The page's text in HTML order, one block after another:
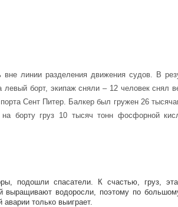
линии разделения движения судов. В
борт, экипаж сняли – 12 человек снял
Сент Питер. Балкер был гружен 26
борту груз 10 тысяч тонн фосфорной
подошли спасатели. К счастью, груз,
выращивают водоросли, поэтому по
только выиграет.